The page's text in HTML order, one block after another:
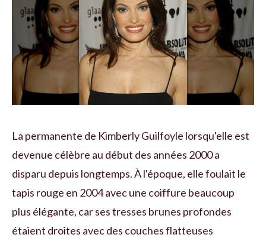
La permanente de Kimberly Guilfoyle lorsqu'elle est
devenue célèbre au début des années 2000 a
disparu depuis longtemps. À l'époque, elle foulait le
tapis rouge en 2004 avec une coiffure beaucoup
plus élégante, car ses tresses brunes profondes
étaient droites avec des couches flatteuses